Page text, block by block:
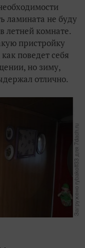
ламината не буду
летней комнате.
пристройку
поведет себя
но зиму,
отлично.